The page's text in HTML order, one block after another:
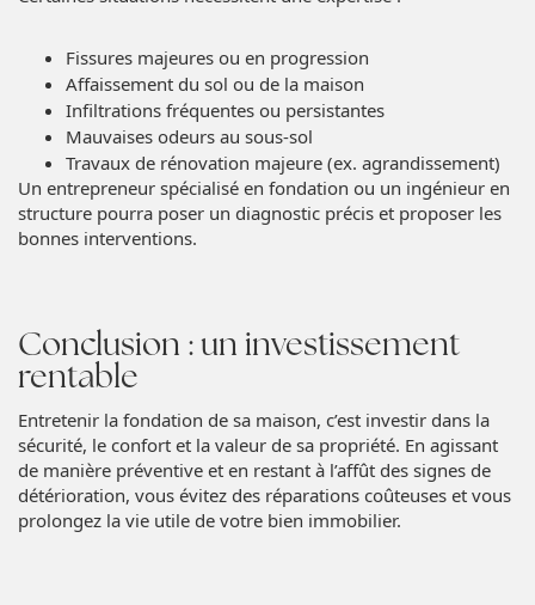
Fissures majeures ou en progression
Affaissement du sol ou de la maison
Infiltrations fréquentes ou persistantes
Mauvaises odeurs au sous-sol
Travaux de rénovation majeure (ex. agrandissement)
Un entrepreneur spécialisé en fondation ou un ingénieur en
structure pourra poser un diagnostic précis et proposer les
bonnes interventions.
Conclusion : un investissement
rentable
Entretenir la fondation de sa maison, c’est investir dans la
sécurité, le confort et la valeur de sa propriété. En agissant
de manière préventive et en restant à l’affût des signes de
détérioration, vous évitez des réparations coûteuses et vous
prolongez la vie utile de votre bien immobilier.